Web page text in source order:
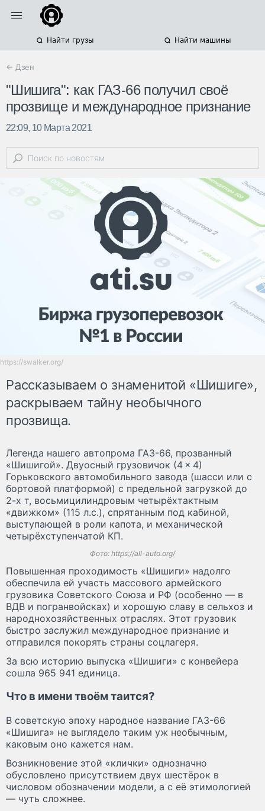
Найти грузы Найти машины
← Дзен
"Шишига": как ГАЗ-66 получил своё
прозвище и международное признание
22:09, 10 Марта 2021
https://swalker.org/
Рассказываем о знаменитой «Шишиге»,
раскрываем тайну необычного
прозвища.
Легенда нашего автопрома ГАЗ-66, прозванный
«Шишигой». Двуосный грузовичок (4 × 4)
Горьковского автомобильного завода (шасси или с
бортовой платформой) с предельной загрузкой до
2-х т, восьмицилиндровым четырёхтактным
«движком» (115 л.с.), спрятанным под кабиной,
выступающей в роли капота, и механической
четырёхступенчатой КП.
Фото: https://all-auto.org/
Повышенная проходимость «Шишиги» надолго
обеспечила ей участь массового армейского
грузовика Советского Союза и РФ (особенно — в
ВДВ и погранвойсках) и хорошую славу в сельхоз и
народнохозяйственных отраслях. Этот грузовик
быстро заслужил международное признание и
отправился покорять страны соцлагеря.
За всю историю выпуска «Шишиги» с конвейера
сошла 965 941 единица.
Что в имени твоём таится?
В советскую эпоху народное название ГАЗ-66
«Шишига» не выглядело таким уж необычным,
каковым оно кажется нам.
Возникновение этой «клички» однозначно
обусловлено присутствием двух шестёрок в
числовом обозначении модели, а с её этимологией
— чуть сложнее.